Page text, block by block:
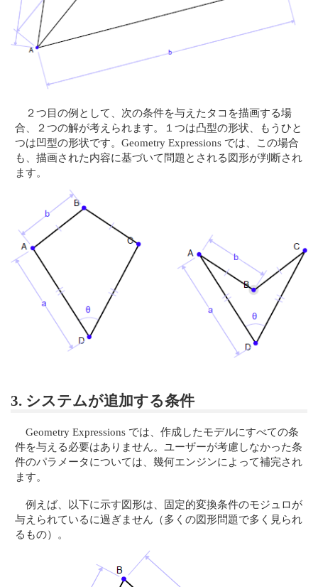
２つ目の例として、次の条件を与えたタコを描画する場
合、２つの解が考えられます。１つは凸型の形状、もうひと
つは凹型の形状です。Geometry Expressions では、この場合
も、描画された内容に基づいて問題とされる図形が判断され
ます。
3. システムが追加する条件
Geometry Expressions では、作成したモデルにすべての条
件を与える必要はありません。ユーザーが考慮しなかった条
件のパラメータについては、幾何エンジンによって補完され
ます。
例えば、以下に示す図形は、固定的変換条件のモジュロが
与えられているに過ぎません（多くの図形問題で多く見られ
るもの）。